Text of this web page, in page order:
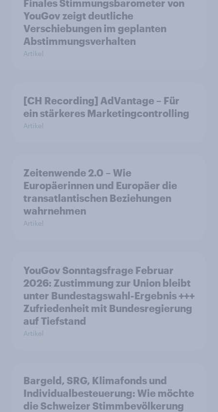
Finales Stimmungsbarometer von
YouGov zeigt deutliche
Verschiebungen im geplanten
Abstimmungsverhalten
Artikel
[CH Recording] AdVantage – Für
ein stärkeres Marketingcontrolling
Artikel
Zeitenwende 2.0 – Wie
Europäerinnen und Europäer die
transatlantischen Beziehungen
wahrnehmen
Artikel
YouGov Sonntagsfrage Februar
2026: Zustimmung zur Union bleibt
unter Bundestagswahl-Ergebnis +++
Zufriedenheit mit Bundesregierung
auf Tiefstand
Artikel
Bargeld, SRG, Klimafonds und
Individualbesteuerung: Wie möchte
die Schweizer Stimmbevölkerung